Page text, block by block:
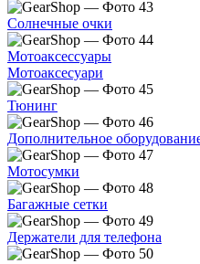
Солнечные очки
Мотоаксессуары
Мотоаксесуари
Тюнинг
Дополнительное
Мотосумки
Багажные сетки
Держатели для телефона